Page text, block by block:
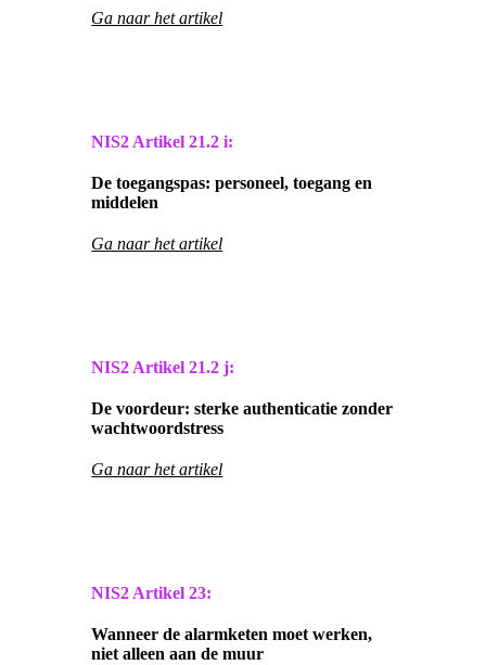
Ga naar het artikel
NIS2 Artikel21.2 i:
De toegangspas: personeel, toegang en
middelen
Ga naar het artikel
NIS2 Artikel21.2 j:
De voordeur: sterke authenticatie zonder
wachtwoordstress
Ga naar het artikel
NIS2 Artikel23:
Wanneer de alarmketen moet werken,
niet alleen aan de muur